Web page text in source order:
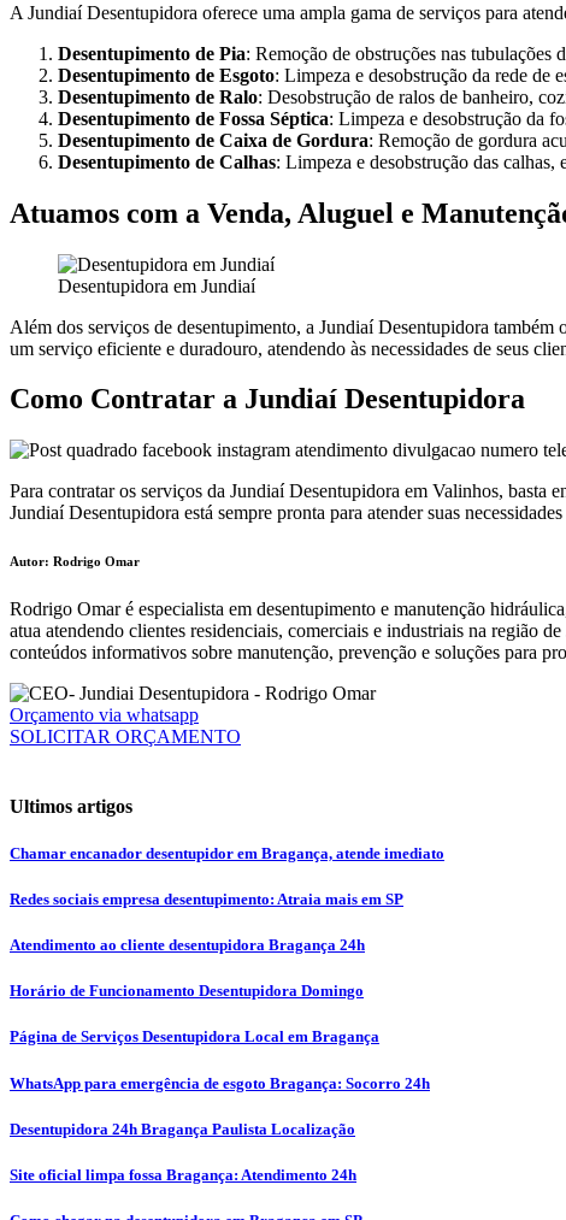
A Jundiaí Desentupidora oferece uma ampla gama de serviços para
Desentupimento de Pia: Remoção de obstruções nas tubulações
Desentupimento de Esgoto: Limpeza e desobstrução da rede de
Desentupimento de Ralo: Desobstrução de ralos de banheiro,
Desentupimento de Fossa Séptica: Limpeza e desobstrução da
Desentupimento de Caixa de Gordura: Remoção de gordura
Desentupimento de Calhas: Limpeza e desobstrução das
Atuamos com a Venda, Aluguel e
Desentupidora em Jundiaí
Além dos serviços de desentupimento, a Jundiaí Desentupidora também
um serviço eficiente e duradouro, atendendo às necessidades de seus
Como Contratar a Jundiaí Desentupidora
Para contratar os serviços da Jundiaí Desentupidora em Valinhos,
Jundiaí Desentupidora está sempre pronta para atender suas
Autor: Rodrigo Omar
Rodrigo Omar é especialista em desentupimento e manutenção
atua atendendo clientes residenciais, comerciais e industriais na região
conteúdos informativos sobre manutenção, prevenção e soluções para
Orçamento via whatsapp
SOLICITAR ORÇAMENTO
Ultimos artigos
Chamar encanador desentupidor em Bragança, atende imediato
Redes sociais empresa desentupimento: Atraia mais em SP
Atendimento ao cliente desentupidora Bragança 24h
Horário de Funcionamento Desentupidora Domingo
Página de Serviços Desentupidora Local em Bragança
WhatsApp para emergência de esgoto Bragança: Socorro 24h
Desentupidora 24h Bragança Paulista Localização
Site oficial limpa fossa Bragança: Atendimento 24h